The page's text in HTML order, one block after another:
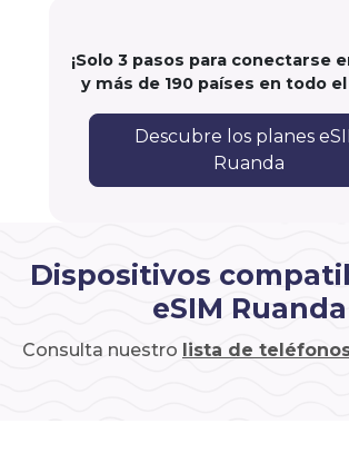
¡Solo 3 pasos para conectarse
y más de 190 países en todo
Descubre los planes
Ruanda
Dispositivos
eSIM Ruanda
Consulta nuestro lista de